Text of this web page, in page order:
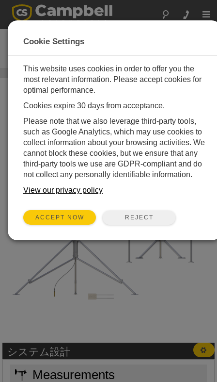
MetPRO
研究用気象観測ステーション
システム設計
Measurements
Cookie Settings
This website uses cookies in order to offer you the
most relevant information. Please accept cookies for
optimal performance.
Cookies expire 30 days from acceptance.
Please note that we also leverage third-party tools,
such as Google Analytics, which may use cookies to
collect information about your browsing activities. We
cannot block these cookies, but we ensure that any
third-party tools we use are GDPR-compliant and do
not collect any personally identifiable information.
View our privacy policy
ACCEPT NOW REJECT